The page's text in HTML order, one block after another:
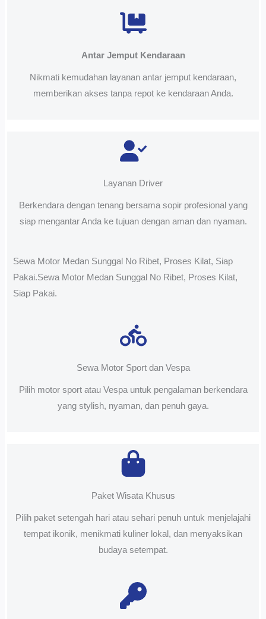
Antar Jemput Kendaraan
Nikmati kemudahan layanan antar jemput kendaraan,
memberikan akses tanpa repot ke kendaraan Anda.
Layanan Driver
Berkendara dengan tenang bersama sopir profesional yang
siap mengantar Anda ke tujuan dengan aman dan nyaman.
Sewa Motor Medan Sunggal No Ribet, Proses Kilat, Siap
Pakai.Sewa Motor Medan Sunggal No Ribet, Proses Kilat,
Siap Pakai.
Sewa Motor Sport dan Vespa
Pilih motor sport atau Vespa untuk pengalaman berkendara
yang stylish, nyaman, dan penuh gaya.
Paket Wisata Khusus
Pilih paket setengah hari atau sehari penuh untuk menjelajahi
tempat ikonik, menikmati kuliner lokal, dan menyaksikan
budaya setempat.